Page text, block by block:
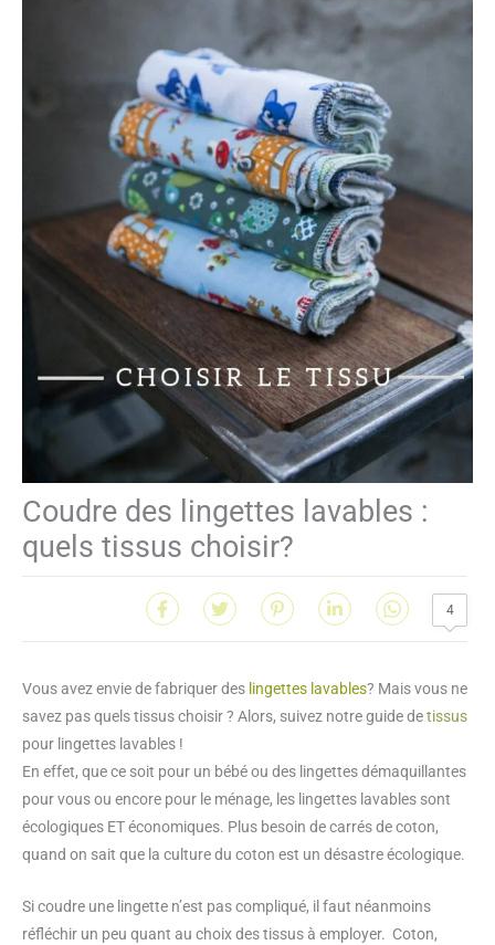
Coudre des lingettes lavables :
quels tissus choisir?
4
Vous avez envie de fabriquer des lingettes lavables? Mais vous ne
savez pas quels tissus choisir ? Alors, suivez notre guide detissus
pour lingettes lavables !
En effet, que ce soit pour un bébé ou des lingettes démaquillantes
pour vous ou encore pour le ménage, les lingettes lavables sont
écologiques ET économiques. Plus besoin de carrés de coton,
quand on sait que la culture du coton est un désastre écologique.
Si coudre une lingette n’est pas compliqué, il faut néanmoins
réfléchir un peu quant au choix des tissus à employer. Coton,